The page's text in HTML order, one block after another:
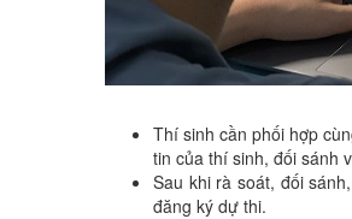
Thí sinh cần phối hợp
tin của thí sinh, đối sánh
Sau khi rà soát, đối
đăng ký dự thi.